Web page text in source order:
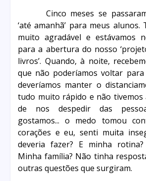
Cinco meses se
‘até amanhã’ para meus alunos.
muito agradável e estávamos
para a abertura do nosso
livros’. Quando, à noite,
que não poderíamos voltar
deveríamos manter o
tudo muito rápido e não tivemos
de nos despedir das
gostamos... o medo tomou
corações e eu, senti muita
deveria fazer? E minha
Minha família? Não tinha
outras questões que surgiram.